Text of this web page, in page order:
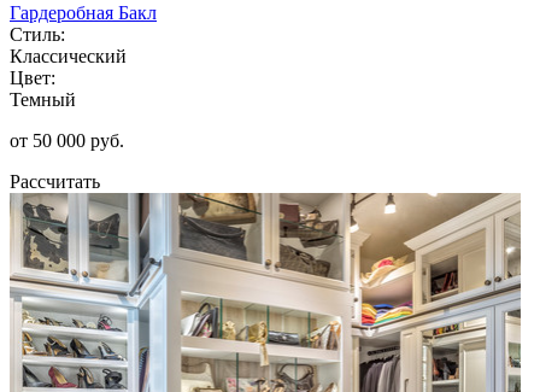
Гардеробная Бакл
Стиль:
Классический
Цвет:
Темный
от 50 000 руб.
Рассчитать